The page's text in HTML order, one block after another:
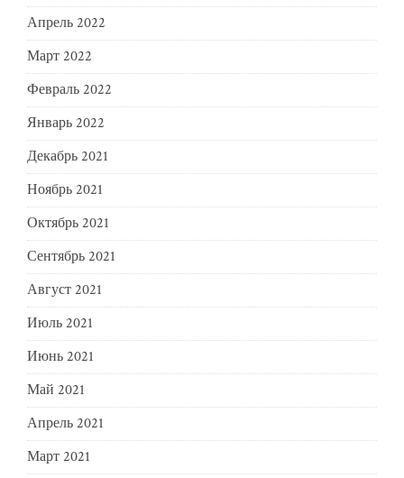
Апрель 2022
Март 2022
Февраль 2022
Январь 2022
Декабрь 2021
Ноябрь 2021
Октябрь 2021
Сентябрь 2021
Август 2021
Июль 2021
Июнь 2021
Май 2021
Апрель 2021
Март 2021